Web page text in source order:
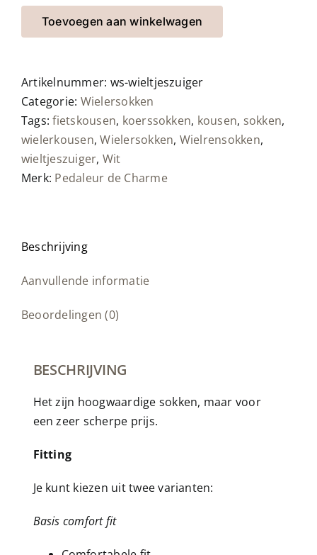
aantal
Toevoegen aan winkelwagen
Artikelnummer: ws-wieltjeszuiger
Categorie: Wielersokken
Tags:fietskousen, koerssokken, kousen, sokken,
wielerkousen,Wielersokken, Wielrensokken,
wieltjeszuiger, Wit
Merk: Pedaleur de Charme
Beschrijving
Aanvullende informatie
Beoordelingen (0)
BESCHRIJVING
Het zijn hoogwaardige sokken, maar voor
een zeer scherpe prijs.
Fitting
Je kunt kiezen uit twee varianten:
Basis comfort fit